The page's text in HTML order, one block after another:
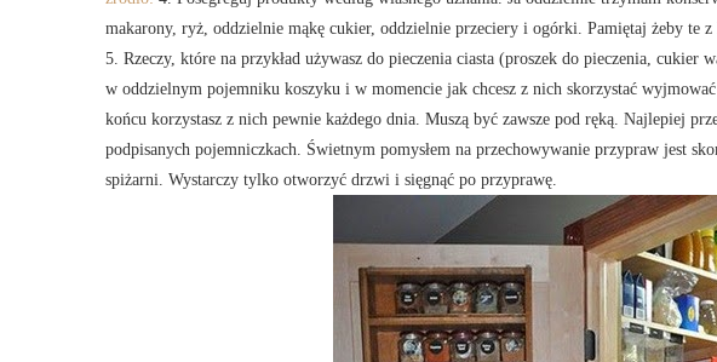
makarony, ryż, oddzielnie mąkę cukier, oddzielnie przeciery i ogórki. Pamiętaj żeby te z
5. Rzeczy, które na przykład używasz do pieczenia ciasta (proszek do pieczenia,
w oddzielnym pojemniku koszyku i w momencie jak chcesz z nich skorzystać
końcu korzystasz z nich pewnie każdego dnia. Muszą być zawsze pod ręką. Najlepiej
podpisanych pojemniczkach. Świetnym pomysłem na przechowywanie przypraw jest
spiżarni. Wystarczy tylko otworzyć drzwi i sięgnąć po przyprawę.